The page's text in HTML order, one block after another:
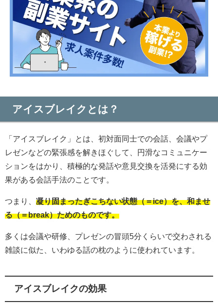
アイスブレイクとは？
「アイスブレイク」とは、初対面同士での会話、会議やプ
レゼンなどの緊張感を解きほぐして、円滑なコミュニケー
ションをはかり、積極的な発話や意見交換を活発にする効
果がある会話手法のことです。
つまり、 凝り固まったぎこちない状態（＝ice）を、和ませ
る（＝break）ためのものです。
多くは会議や研修、プレゼンの冒頭5分くらいで交わされる
雑談に似た、いわゆる話の枕のように使われています。
アイスブレイクの効果